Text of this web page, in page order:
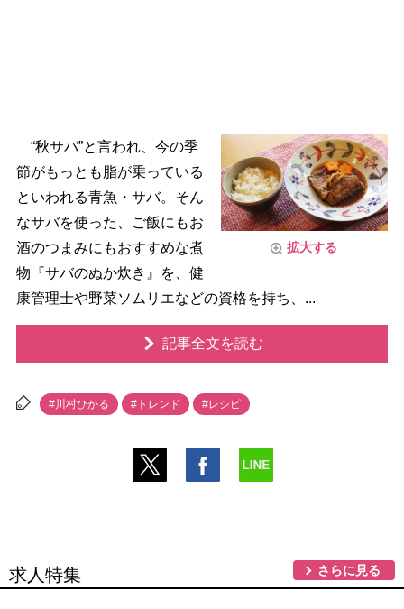
拡大する
“秋サバ”と言われ、今の季
節がもっとも脂が乗っている
といわれる青魚・サバ。そん
なサバを使った、ご飯にもお
酒のつまみにもおすすめな煮
物『サバのぬか炊き』を、健
康管理士や野菜ソムリエなどの資格を持ち、...
記事全文を読む
#川村ひかる #トレンド #レシピ
求人特集 さらに見る